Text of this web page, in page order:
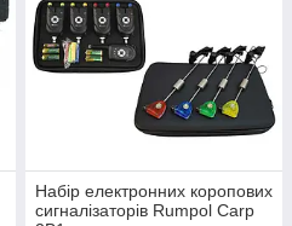
Набір електронних коропових
сигналізаторів Rumpol Carp